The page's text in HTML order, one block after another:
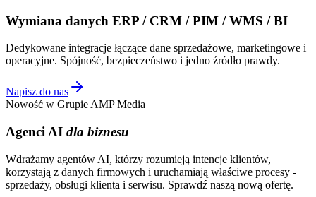
Wymiana danych ERP / CRM / PIM / WMS / BI
Dedykowane integracje łączące dane sprzedażowe, marketingowe i
operacyjne. Spójność, bezpieczeństwo i jedno źródło prawdy.
Napisz do nas
Nowość w Grupie AMP Media
Agenci AI dla biznesu
Wdrażamy agentów AI, którzy rozumieją intencje klientów,
korzystają z danych firmowych i uruchamiają właściwe procesy -
sprzedaży, obsługi klienta i serwisu. Sprawdź naszą nową ofertę.